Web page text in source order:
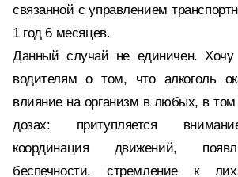
связанной с управлением
1 год 6 месяцев.
Данный случай не единичен. Хочу
водителям о том, что алкоголь
влияние на организм в любых, в
дозах: притупляется
координация движений,
беспечности, стремление к